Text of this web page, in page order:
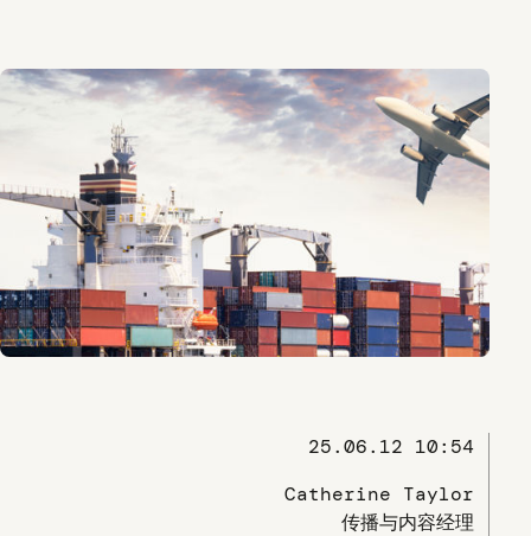
25.06.12 10:54
Catherine Taylor
传播与内容经理